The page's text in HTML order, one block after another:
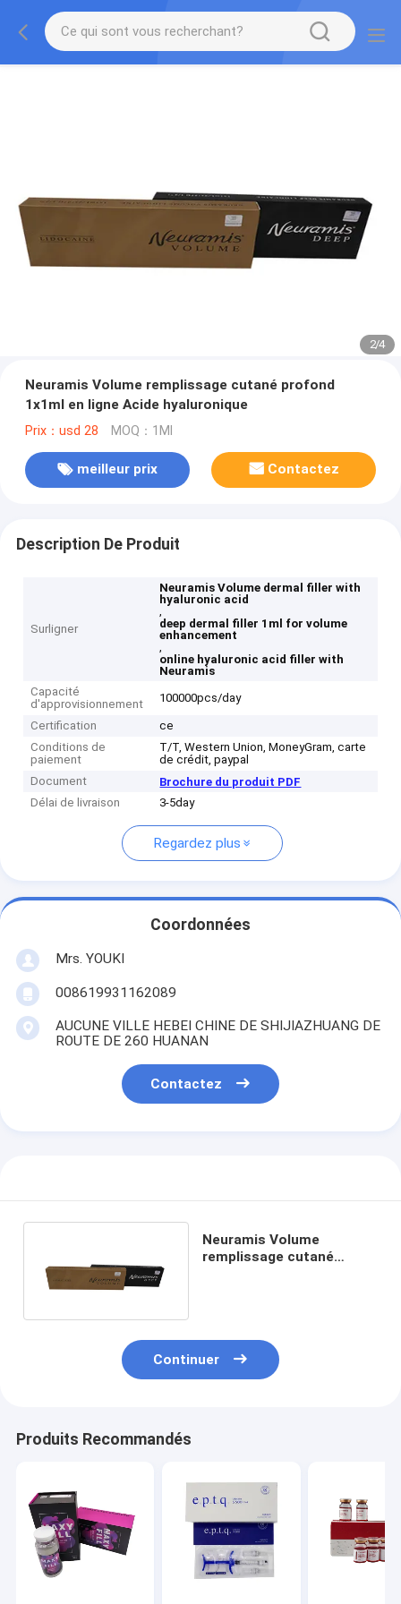
2/4
Neuramis Volume remplissage cutané profond
1x1ml en ligne Acide hyaluronique
Prix：usd 28 MOQ：1Ml
meilleur prix Contactez
Description De Produit
Surligner
Neuramis Volume dermal filler with
hyaluronic acid
,
deep dermal filler 1ml for volume
enhancement
,
online hyaluronic acid filler with
Neuramis
Capacité
d'approvisionnement
100000pcs/day
Certification
ce
Conditions de
paiement
T/T, Western Union, MoneyGram, carte
de crédit, paypal
Document
Brochure du produit PDF
Délai de livraison
3-5day
Regardez plus
Coordonnées
Mrs. YOUKI
008619931162089
AUCUNE VILLE HEBEI CHINE DE SHIJIAZHUANG DE
ROUTE DE 260 HUANAN
Contactez
Neuramis Volume
remplissage cutané
Continuer
Produits Recommandés